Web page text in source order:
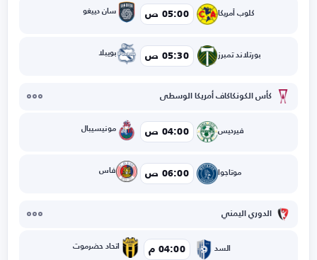
كلوب أمريكا 05:00 ص سان دييغو
بورتلاند تمبرز 05:30 ص بويبلا
كأس الكونكاكاف أمريكا الوسطى
فيرديس 04:00 ص مونيسيبال
موتاجوا 06:00 ص فاس
الدوري اليمني
السد 04:00 م اتحاد حضرموت